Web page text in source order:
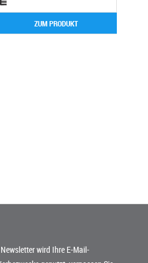
ZUM PRODUKT
wird Ihre E-Mail-